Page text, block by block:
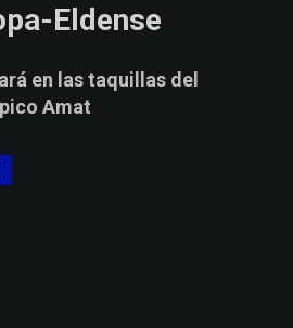
Eldense
en las taquillas del
Amat